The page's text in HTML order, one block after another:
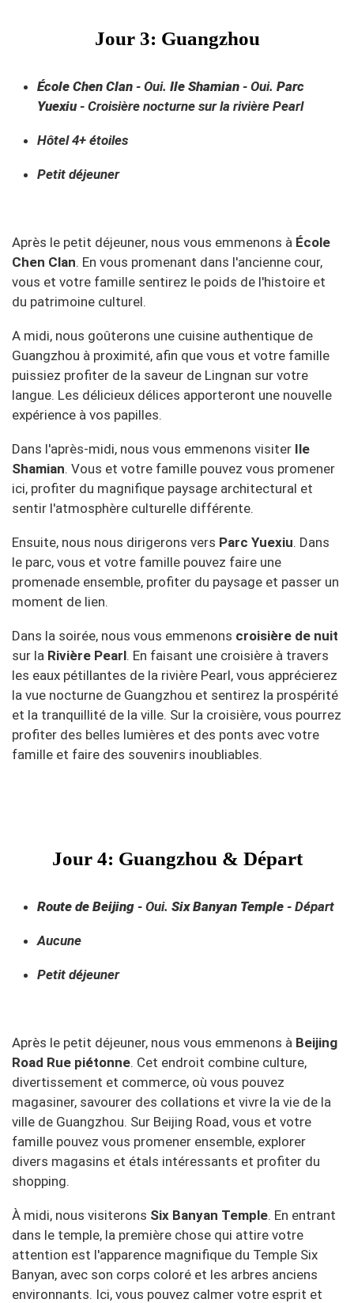
Jour 3: Guangzhou
École Chen Clan - Oui. Ile Shamian - Oui. Parc
Yuexiu- Croisière nocturne sur la rivière Pearl
Hôtel 4+ étoiles
Petit déjeuner
Après le petit déjeuner, nous vous emmenons à École
Chen Clan. En vous promenant dans l'ancienne cour,
vous et votre famille sentirez le poids de l'histoire et
du patrimoine culturel.
A midi, nous goûterons une cuisine authentique de
Guangzhou à proximité, afin que vous et votre famille
puissiez profiter de la saveur de Lingnan sur votre
langue. Les délicieux délices apporteront une nouvelle
expérience à vos papilles.
Dans l'après-midi, nous vous emmenons visiter Ile
Shamian. Vous et votre famille pouvez vous promener
ici, profiter du magnifique paysage architectural et
sentir l'atmosphère culturelle différente.
Ensuite, nous nous dirigerons vers Parc Yuexiu. Dans
le parc, vous et votre famille pouvez faire une
promenade ensemble, profiter du paysage et passer un
moment de lien.
Dans la soirée, nous vous emmenons croisière de nuit
sur la Rivière Pearl. En faisant une croisière à travers
les eaux pétillantes de la rivière Pearl, vous apprécierez
la vue nocturne de Guangzhou et sentirez la prospérité
et la tranquillité de la ville. Sur la croisière, vous pourrez
profiter des belles lumières et des ponts avec votre
famille et faire des souvenirs inoubliables.
Jour 4: Guangzhou & Départ
Route de Beijing - Oui. Six Banyan Temple - Départ
Aucune
Petit déjeuner
Après le petit déjeuner, nous vous emmenons à Beijing
Road Rue piétonne. Cet endroit combine culture,
divertissement et commerce, où vous pouvez
magasiner, savourer des collations et vivre la vie de la
ville de Guangzhou. Sur Beijing Road, vous et votre
famille pouvez vous promener ensemble, explorer
divers magasins et étals intéressants et profiter du
shopping.
À midi, nous visiterons Six Banyan Temple. En entrant
dans le temple, la première chose qui attire votre
attention est l'apparence magnifique du Temple Six
Banyan, avec son corps coloré et les arbres anciens
environnants. Ici, vous pouvez calmer votre esprit et